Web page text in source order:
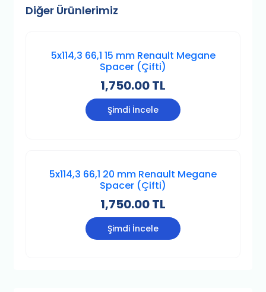
Diğer Ürünlerimiz
5x114,3 66,1 15 mm Renault Megane
Spacer (Çifti)
1,750.00 TL
Şimdi İncele
5x114,3 66,1 20 mm Renault Megane
Spacer (Çifti)
1,750.00 TL
Şimdi İncele